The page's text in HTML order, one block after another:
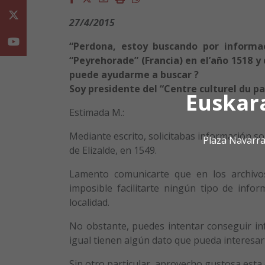
Plaza
27/4/2015
“Perdona, estoy buscando por
“Peyrehorade” (Francia) en el’año 1518
puede ayudarme a buscar ?
Soy presidente del “Centre culturel du
Estimada M.:
Mediante escrito, solicitabas información
de Elizalde, en 1549.
Lamento comunicarte que en los
imposible facilitarte ningún tipo de
localidad.
No obstante, puedes intentar conseguir
igual tienen algún dato que pueda
Youtube